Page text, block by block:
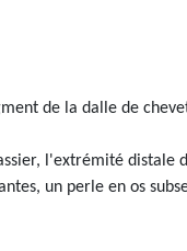
de la dalle de
l'extrémité distale
un perle en os